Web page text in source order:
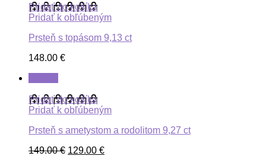
Pridať do košíka
Pridať k obľúbeným
Prsteň s topásom 9,13 ct
148.00 €
Pridať do košíka
Pridať k obľúbeným
Prsteň s ametystom a rodolitom 9,27 ct
149.00€ 129.00 €